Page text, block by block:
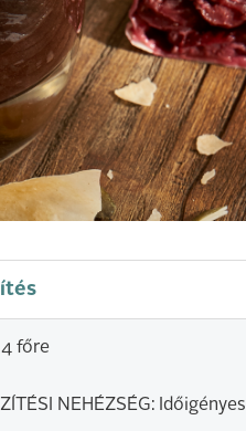
4 főre
NEHÉZSÉG: Időigényes